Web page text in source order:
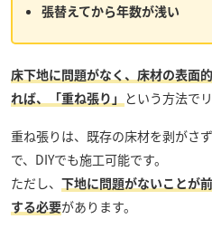
張替えてから年数が浅い
床下地に問題がなく、床材の表面
れば、「重ね張り」 という方法で
重ね張りは、既存の床材を剥がさ
で、DIYでも施工可能です。
ただし、 下地に問題がないことが
する必要があります。